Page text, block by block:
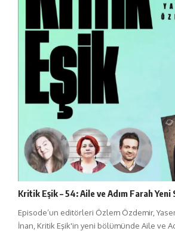
Kritik Eşik – 54: Aile ve Adım Farah Yeni
Episode’un editörleri Özlem Özdemir,
İnan, Kritik Eşik'in yeni bölümünde Aile ve